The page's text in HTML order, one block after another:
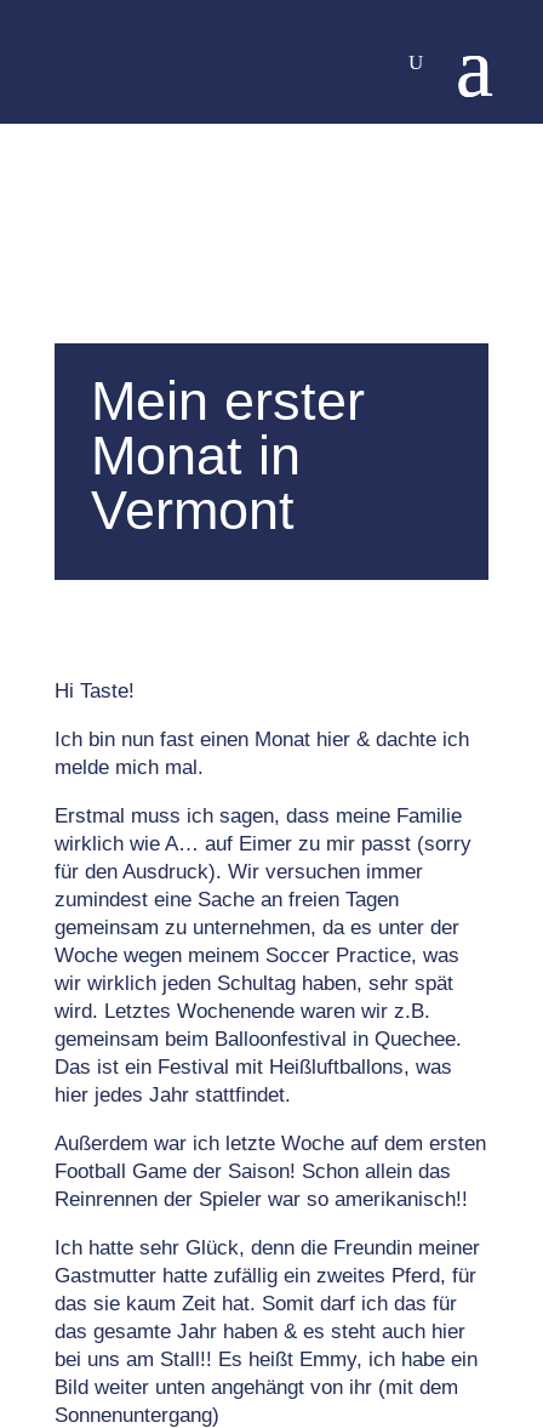
Mein erster
Monat in
Vermont
Hi Taste!
Ich bin nun fast einen Monat hier & dachte ich
melde mich mal.
Erstmal muss ich sagen, dass meine Familie
wirklich wie A… auf Eimer zu mir passt (sorry
für den Ausdruck). Wir versuchen immer
zumindest eine Sache an freien Tagen
gemeinsam zu unternehmen, da es unter der
Woche wegen meinem Soccer Practice, was
wir wirklich jeden Schultag haben, sehr spät
wird. Letztes Wochenende waren wir z.B.
gemeinsam beim Balloonfestival in Quechee.
Das ist ein Festival mit Heißluftballons, was
hier jedes Jahr stattfindet.
Außerdem war ich letzte Woche auf dem ersten
Football Game der Saison! Schon allein das
Reinrennen der Spieler war so amerikanisch!!
Ich hatte sehr Glück, denn die Freundin meiner
Gastmutter hatte zufällig ein zweites Pferd, für
das sie kaum Zeit hat. Somit darf ich das für
das gesamte Jahr haben & es steht auch hier
bei uns am Stall!! Es heißt Emmy, ich habe ein
Bild weiter unten angehängt von ihr (mit dem
Sonnenuntergang)